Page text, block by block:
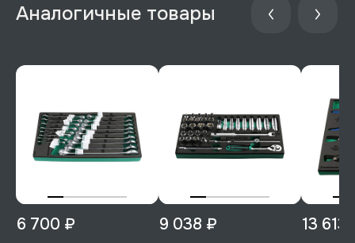
Аналогичные товары
6 700 ₽ 9 038 ₽ 13 613